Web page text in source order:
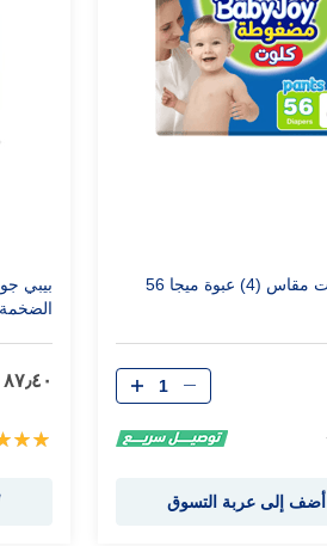
بيبي جوي كلوت مقاس (4) عبوة ميجا 56
الكمية
أضف إلى عربة التسوق
الضخمة من 3.5 الى 7 كيلو 68 حفاض
٨٧٫٤٠
تقييم: